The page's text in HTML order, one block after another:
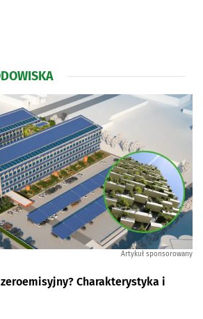
Artykuł sponsorowany
Charakterystyka i